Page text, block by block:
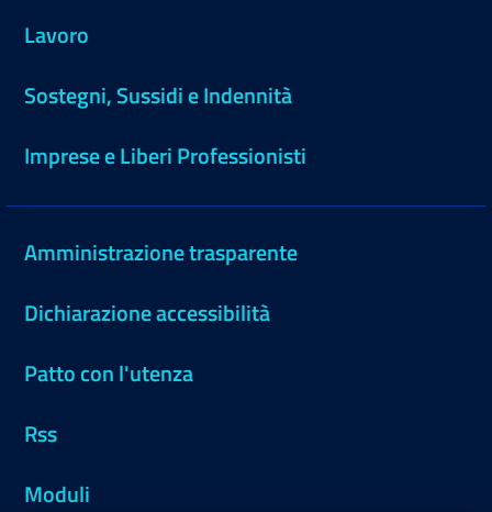
Lavoro
Sostegni, Sussidi e Indennità
Imprese e Liberi Professionisti
Amministrazione trasparente
Dichiarazione accessibilità
Patto con l'utenza
Rss
Moduli